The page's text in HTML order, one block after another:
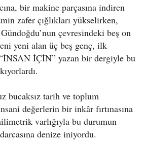
bir makine parçasına indiren
zafer çığlıkları yükselirken,
çevresindeki beş on
yeni alan üç beş genç, ilk
“İNSAN İÇİN” yazan bir dergiyle bu
bucaksız tarih ve toplum
değerlerin bir inkâr fırtınasına
varlığıyla bu durumun
denize iniyordu.